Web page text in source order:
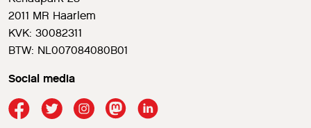
2011 MR Haarlem
KVK: 30082311
BTW: NL007084080B01
Social media